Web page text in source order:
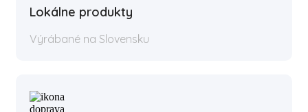
Lokálne produkty
Výrábané na Slovensku